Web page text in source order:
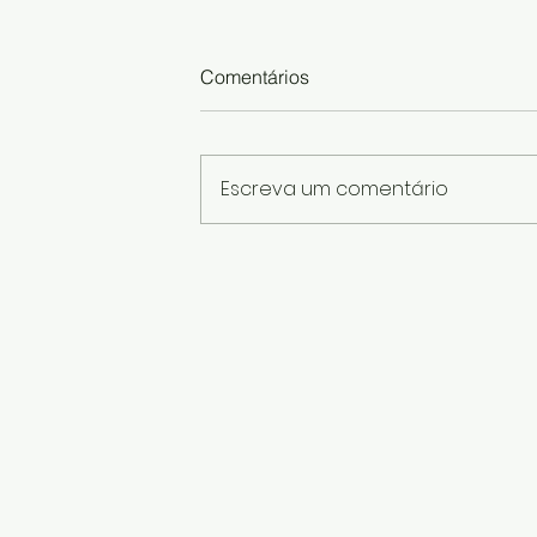
Caneta decorada
Comentários
Escreva um comentário